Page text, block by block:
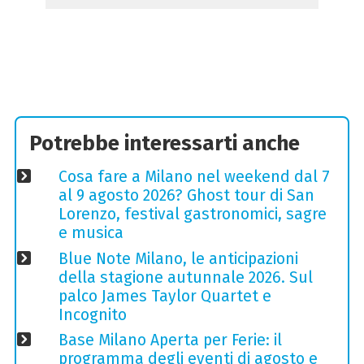
Potrebbe interessarti anche
Cosa fare a Milano nel weekend dal 7
al 9 agosto 2026? Ghost tour di San
Lorenzo, festival gastronomici, sagre
e musica
Blue Note Milano, le anticipazioni
della stagione autunnale 2026. Sul
palco James Taylor Quartet e
Incognito
Base Milano Aperta per Ferie: il
programma degli eventi di agosto e